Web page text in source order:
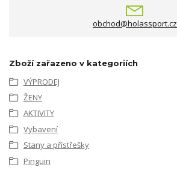
obchod@holassport.cz
Zboží zařazeno v kategoriích
VÝPRODEJ
ŽENY
AKTIVITY
Vybavení
Stany a přístřešky
Pinguin